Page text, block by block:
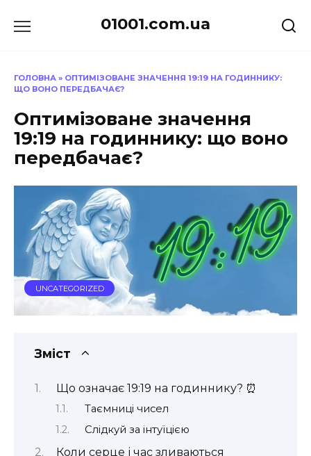
до
01001.com.ua
ГОЛОВНА » ОПТИМІЗОВАНЕ ЗНАЧЕННЯ 19:19 НА ГОДИННИКУ:
ЩО ВОНО ПЕРЕДБАЧАЄ?
Оптимізоване значення
19:19 на годиннику: що воно
передбачає?
UNCATEGORIZED
Зміст
Що означає 19:19 на годиннику? ⏰
Таємниці чисел
Слідкуй за інтуїцією
Коли серце і час зливаються ️